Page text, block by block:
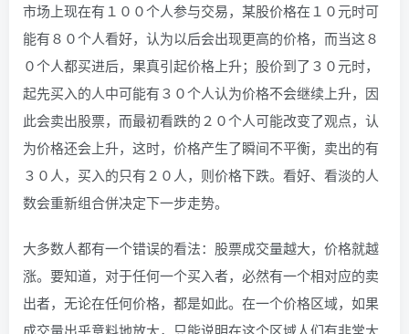
市场上现在有１００个人参与交易，某股价格在１０元时可
能有８０个人看好，认为以后会出现更高的价格，而当这８
０个人都买进后，果真引起价格上升；股价到了３０元时，
起先买入的人中可能有３０个人认为价格不会继续上升，因
此会卖出股票，而最初看跌的２０个人可能改变了观点，认
为价格还会上升，这时，价格产生了瞬间不平衡，卖出的有
３０人，买入的只有２０人，则价格下跌。看好、看淡的人
数会重新组合併决定下一步走势。
大多数人都有一个错误的看法：股票成交量越大，价格就越
涨。要知道，对于任何一个买入者，必然有一个相对应的卖
出者，无论在任何价格，都是如此。在一个价格区域，如果